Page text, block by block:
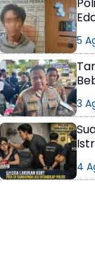
5
3
4